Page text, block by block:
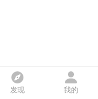
发现 我的